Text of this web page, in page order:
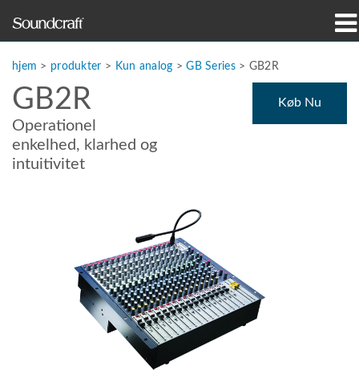
Case studies og nyheder
hvor man kan købe
hjem > produkter > Kun analog >GB Series> GB2R
GB2R
Operationel
enkelhed, klarhed og
intuitivitet
Køb Nu